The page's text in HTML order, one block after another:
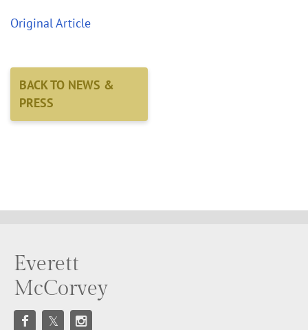
Original Article
BACK TO NEWS &
PRESS
Everett
McCorvey